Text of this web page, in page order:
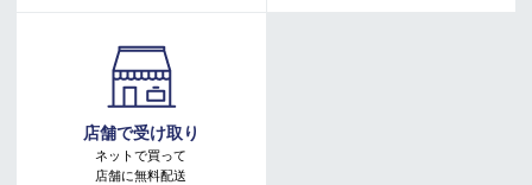
店舗で受け取り
ネットで買って
店舗に無料配送